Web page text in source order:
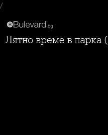
/
Лятно време в парка